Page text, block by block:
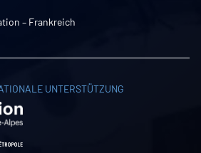
– Frankreich
UNTERSTÜTZUNG